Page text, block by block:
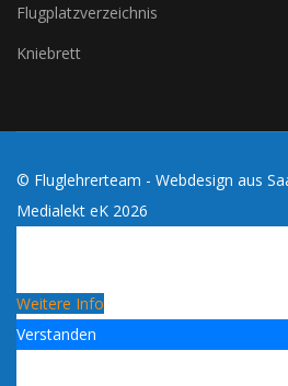
Flugplatzverzeichnis
Kniebrett
© Fluglehrerteam - Webdesign aus
Medialekt eK 2026
Weitere Info
Verstanden